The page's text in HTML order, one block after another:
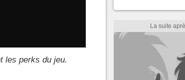
les perks du jeu.